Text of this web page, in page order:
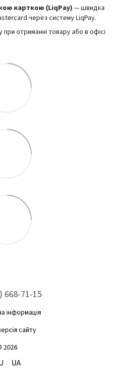
карткою (LiqPay) — швидка
через систему LiqPay.
отриманні товару або в офісі
668-71-15
інформація
сайту
2026
UA